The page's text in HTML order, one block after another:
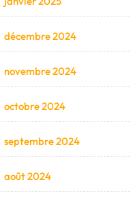
décembre 2024
novembre 2024
octobre 2024
septembre 2024
août 2024